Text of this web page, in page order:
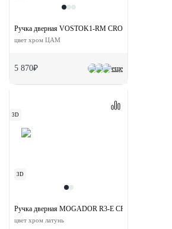
еще
Ручка дверная VOSTOK1-RM CRO раздельная без
цвет хром ЦАМ
5 870₽
3D
3D
Ручка дверная MOGADOR R3-E CRO на круглой
цвет хром латунь